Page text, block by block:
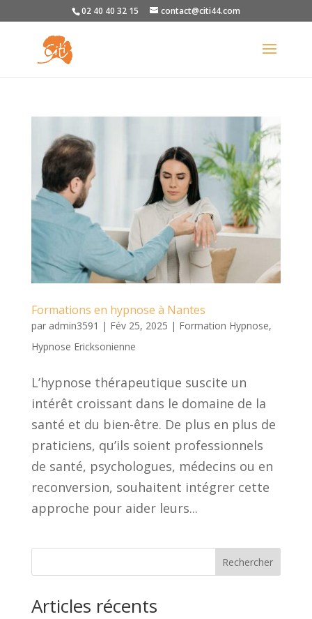
02 40 40 32 15 contact@citi44.com
Formations en hypnose à Nantes
par admin3591 | Fév 25, 2025 | Formation Hypnose,
Hypnose Ericksonienne
L’hypnose thérapeutique suscite un
intérêt croissant dans le domaine de la
santé et du bien-être. De plus en plus de
praticiens, qu’ils soient professionnels
de santé, psychologues, médecins ou en
reconversion, souhaitent intégrer cette
approche pour aider leurs...
Rechercher
Articles récents